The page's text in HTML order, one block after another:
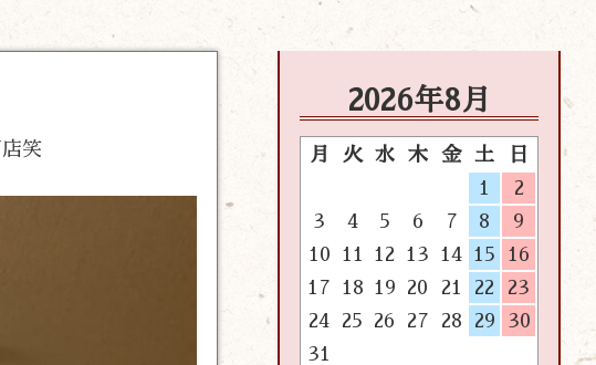
笑
2026年8月
月 火 水 木 金 土
日
1
2
3
4 5 6 7 8
9
10
11 12 13 14 15
16
17
18 19 20 21 22
23
24
25 26 27 28 29
30
31